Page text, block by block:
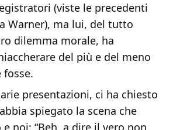
(viste le precedenti
Warner), ma lui, del tutto
dilemma morale, ha
del più e del meno
fosse.
presentazioni, ci ha chiesto
spiegato la scena che